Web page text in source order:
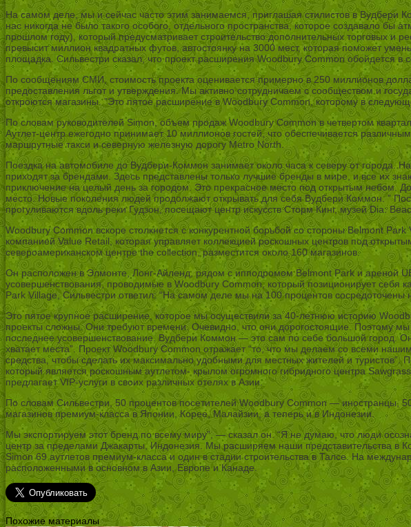
На самом деле, мы и сейчас часто этим занимаемся, приглашая стилистов в
нас никогда не было такого особого, отдельного пространства, которое создавало
прошлом году), который предусматривает строительство дополнительных торговых и
превысит миллион квадратных футов, автостоянку на 3000 мест, которая поможет
площадка. Сильвестри сказал, что проект расширения Woodbury Common обойдется в
По сообщениям СМИ, стоимость проекта оценивается примерно в 250 миллионов
предоставления льгот и утверждения. Мы активно сотрудничаем с сообществом и
откроются магазины. ”Это пятое расширение в Woodbury Common, которому в
По словам руководителей Simon, объем продаж Woodbury Common в четвертом
Аутлет-центр ежегодно принимает 10 миллионов гостей, что обеспечивается
маршрутные такси и северную железную дорогу Metro North.
Поездка на автомобиле до Вудбери-Коммон занимает около часа к северу от города.
приходят за брендами. Здесь представлены только лучшие бренды в мире, и все их
приключение на целый день за городом. Это прекрасное место под открытым небом.
место. Новые поколения людей продолжают открывать для себя Вудбери Коммон. ”
прогуливаются вдоль реки Гудзон, посещают центр искусств Сторм Кинг, музей Dia:
Woodbury Common вскоре столкнется с конкурентной борьбой со стороны Belmont
компанией Value Retail, которая управляет коллекцией роскошных центров под
североамериканском центре the collection, разместится около 160 магазинов.
Он расположен в Элмонте, Лонг-Айленд, рядом с ипподромом Belmont Park и ареной
усовершенствования, проводимые в Woodbury Common, который позиционирует
Park Village, Сильвестри ответил: “На самом деле мы на 100 процентов
Это пятое крупное расширение, которое мы осуществили за 40-летнюю историю
проекты сложны. Они требуют времени. Очевидно, что они дорогостоящие. Поэтому
последнее усовершенствование. Вудбери Коммон — это сам по себе большой город.
хватает места”. Проект Woodbury Common отражает “то, что мы делаем со всеми
средства, чтобы сделать их максимально удобными для местных жителей и туристов”.
который является роскошным аутлетом- крылом огромного гибридного центра
предлагает VIP-услуги в своих различных отелях в Азии.
По словам Сильвестри, 50 процентов посетителей Woodbury Common —
магазинов премиум-класса в Японии, Корее, Малайзии, а теперь и в Индонезии.
Мы экспортируем этот бренд по всему миру”, — сказал он. “Я не думаю, что люди
центр за пределами Джакарты, Индонезия. Мы расширяем наши представительства
Simon 69 аутлетов премиум-класса и один в стадии строительства в Талсе. На
расположенными в основном в Азии, Европе и Канаде.
Похожие материалы